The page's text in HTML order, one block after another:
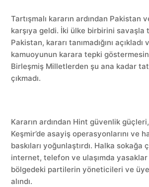
Tartışmalı kararın ardından Pakistan
karşıya geldi. İki ülke birbirini savaşla
Pakistan, kararı tanımadığını açıkladı
kamuoyunun karara tepki
Birleşmiş Milletlerden şu ana kadar
çıkmadı.
Kararın ardından Hint güvenlik
Keşmir’de asayiş operasyonlarını ve
baskıları yoğunlaştırdı. Halka sokağa
internet, telefon ve ulaşımda
bölgedeki partilerin yöneticileri ve
alındı.